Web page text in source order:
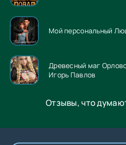
Мой персональный
Древесный маг
Игорь Павлов
Отзывы, что